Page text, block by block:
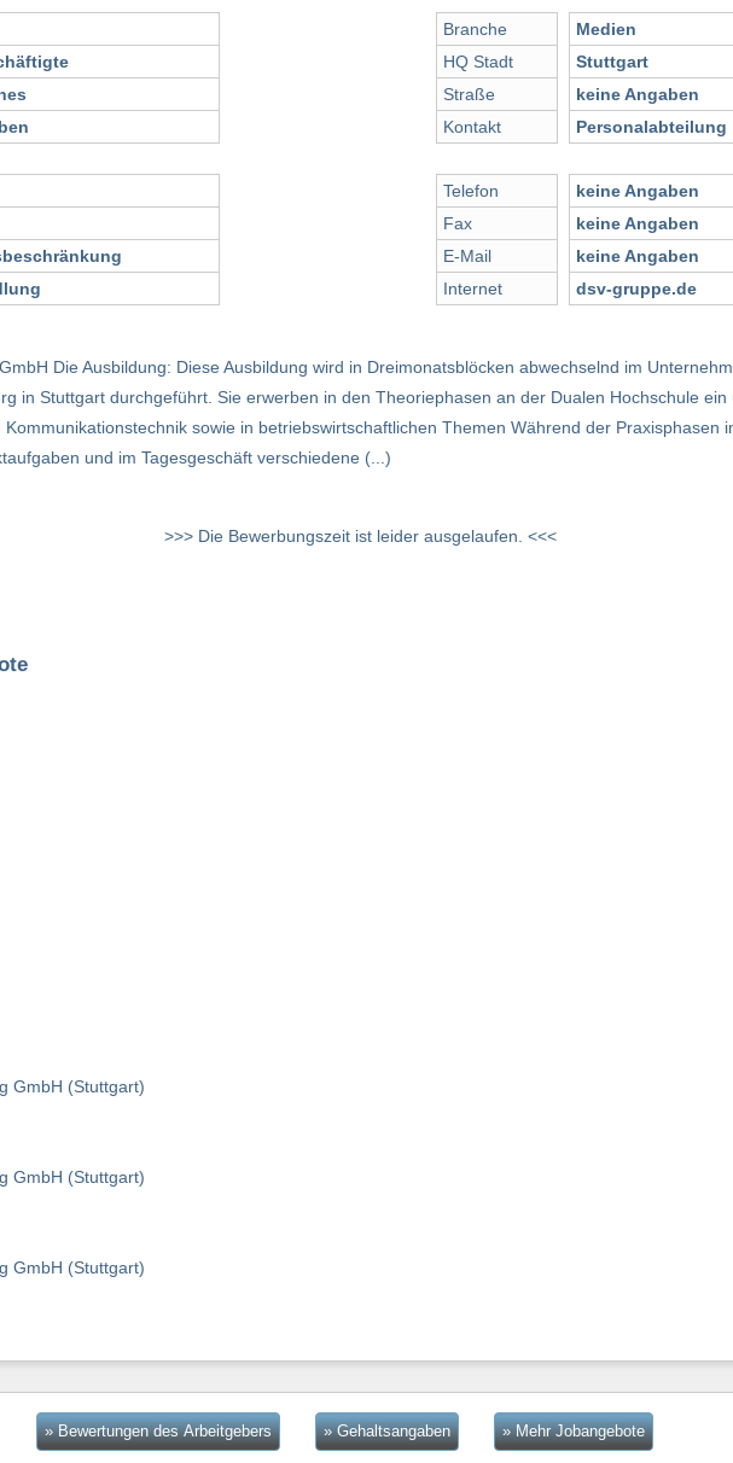
Branche
HQ Stadt
Straße
Kontakt
Telefon
Fax
E-Mail
Internet
Medien
Stuttgart
keine Angaben
Personalabteilung
keine Angaben
keine Angaben
keine Angaben
dsv-gruppe.de
Die Ausbildung: Diese Ausbildung wird in Dreimonatsblöcken abwechselnd im
in Stuttgart durchgeführt. Sie erwerben in den Theoriephasen an der Dualen Hochschule
sowie in betriebswirtschaftlichen Themen Während der Praxisphasen
und im Tagesgeschäft verschiedene (...)
>>> Die Bewerbungszeit ist leider ausgelaufen. <<<
GmbH (Stuttgart)
GmbH (Stuttgart)
GmbH (Stuttgart)
» Bewertungen des Arbeitgebers » Gehaltsangaben » Mehr Jobangebote